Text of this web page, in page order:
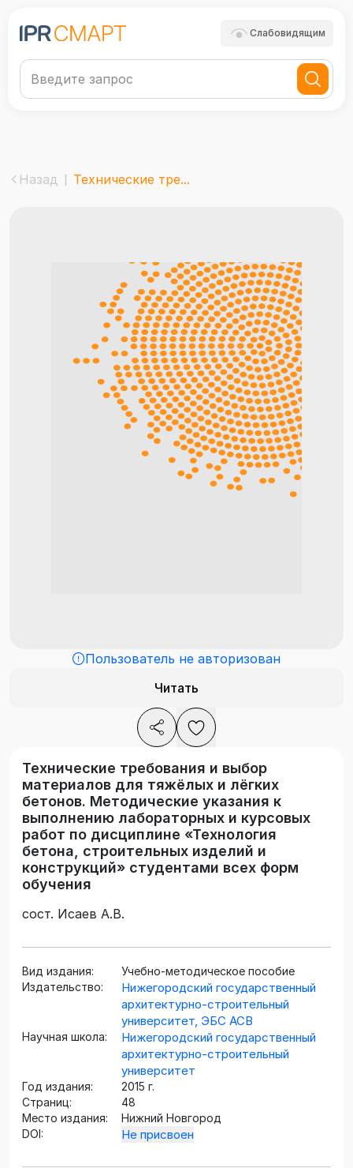
Слабовидящим
Назад Технические тре...
Пользователь не авторизован
Читать
Технические требования и выбор
материалов для тяжёлых и лёгких
бетонов. Методические указания к
выполнению лабораторных и курсовых
работ по дисциплине «Технология
бетона, строительных изделий и
конструкций» студентами всех форм
обучения
сост. Исаев А.В.
Вид издания:
Учебно-методическое пособие
Издательство:
Нижегородский государственный
архитектурно-строительный
университет, ЭБС АСВ
Научная школа:
Нижегородский государственный
архитектурно-строительный
университет
Год издания:
2015 г.
Страниц:
48
Место издания:
Нижний Новгород
DOI:
Не присвоен